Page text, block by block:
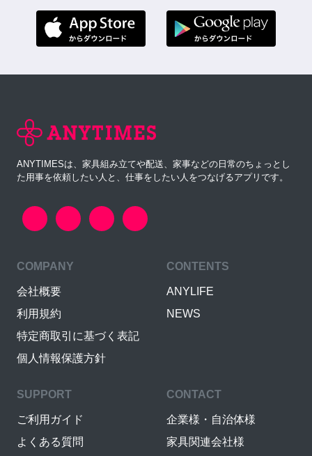
ANYTIMESは、家具組み立てや配送、家事などの日常のちょっとし
た用事を依頼したい人と、仕事をしたい人をつなげるアプリです。
COMPANY
会社概要
利用規約
特定商取引に基づく表記
個人情報保護方針
CONTENTS
ANYLIFE
NEWS
SUPPORT
ご利用ガイド
よくある質問
CONTACT
企業様・自治体様
家具関連会社様